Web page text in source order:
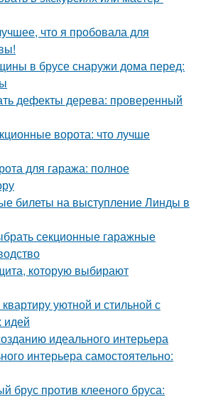
что я пробовала для
в брусе снаружи дома перед:
дефекты дерева: проверенный
ворота: что лучше
для гаража: полное
билеты на выступление Линды в
секционные гаражные
которую выбирают
уютной и стильной с
идей
идеального интерьера
интерьера самостоятельно:
брус против клееного бруса: